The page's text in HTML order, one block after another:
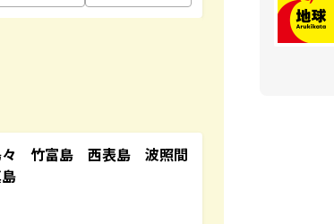
々 竹富島 西表島 波照間